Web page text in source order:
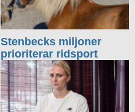
Stenbecks miljoner
prioriterar ridsport